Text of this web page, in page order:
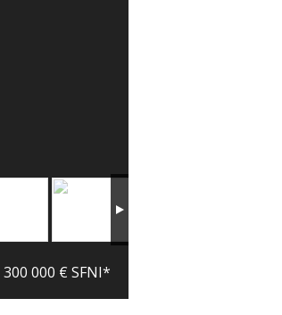
300 000 € SFNI*